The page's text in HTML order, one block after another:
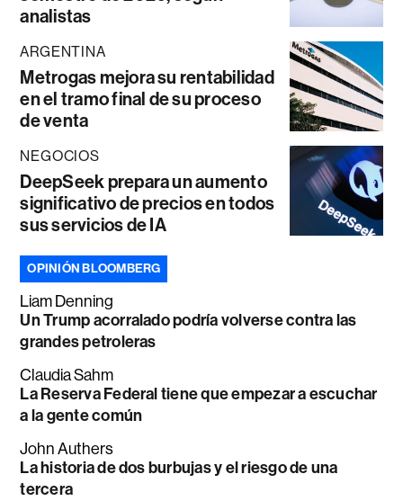
analistas
ARGENTINA
Metrogas mejora su rentabilidad
en el tramo final de su proceso
de venta
NEGOCIOS
DeepSeek prepara un aumento
significativo de precios en todos
sus servicios de IA
OPINIÓN BLOOMBERG
Liam Denning
Un Trump acorralado podría volverse contra las
grandes petroleras
Claudia Sahm
La Reserva Federal tiene que empezar a escuchar
a la gente común
John Authers
La historia de dos burbujas y el riesgo de una
tercera